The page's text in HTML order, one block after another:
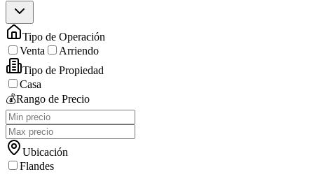
Tipo de Operación
Venta
Arriendo
Tipo de Propiedad
Casa
💰Rango de Precio
Ubicación
Flandes